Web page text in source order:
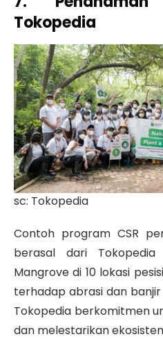
Tokopedia
sc: Tokopedia
Contoh program CSR
berasal dari Tokopedia
Mangrove di 10 lokasi
terhadap abrasi dan
Tokopedia berkomitmen
dan melestarikan